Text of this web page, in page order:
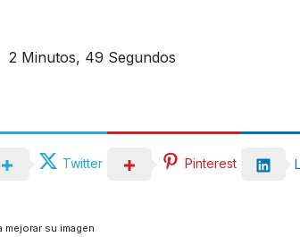
2 Minutos, 49 Segundos
Twitter Pinterest
mejorar su imagen